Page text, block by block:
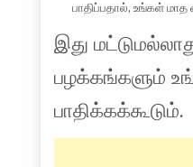
பாதிப்பதால், உங்கள் மாத
இது
பழக்கங்களும்
பாதிக்கக்கூடும்.